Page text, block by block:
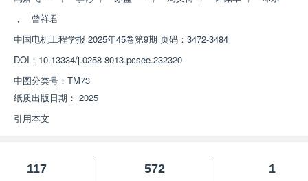
，
曾祥君
中国电机工程学报 2025年45卷第9期 页码：3472-3484
DOI： 10.13334/j.0258-8013.pcsee.232320
中图分类号： TM73
纸质出版日期： 2025
引用本文
117
572
1